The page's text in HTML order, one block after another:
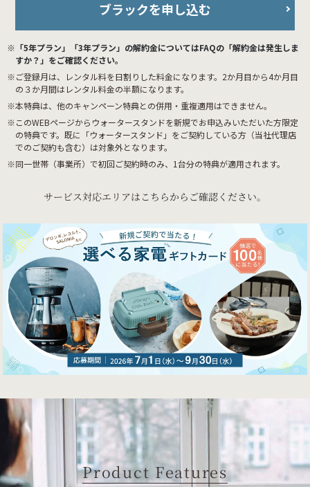
ブラックを申し込む
※「5年プラン」「3年プラン」の解約金についてはFAQの「解約金は発生しま
すか？」をご確認ください。
※ご登録月は、レンタル料を日割りした料金になります。2か月目から4か月目
の３か月間はレンタル料金の半額になります。
※本特典は、他のキャンペーン特典との併用・重複適用はできません。
※このWEBページからウォータースタンドを新規でお申込みいただいた方限定
の特典です。既に「ウォータースタンド」をご契約している方（当社代理店
でのご契約も含む）は対象外となります。
※同一世帯（事業所）で初回ご契約時のみ、1台分の特典が適用されます。
サービス対応エリアは こちらからご確認ください。
Product Features